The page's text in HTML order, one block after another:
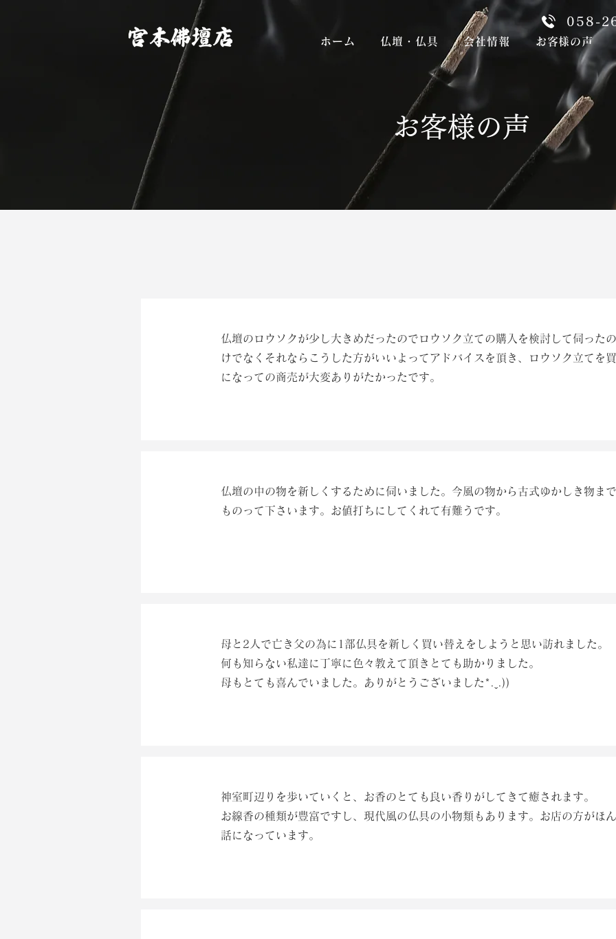
058-
ホーム 仏壇・仏具 会社情報 お客様の声
お客様の声
仏壇のロウソクが少し大きめだったのでロウソク立ての購入を検討して伺った
けでなくそれならこうした方がいいよってアドバイスを頂き、ロウソク立てを
になっての商売が大変ありがたかったです。
仏壇の中の物を新しくするために伺いました。今風の物から古式ゆかしき物ま
ものって下さいます。お値打ちにしてくれて有難うです。
母と2人で亡き父の為に1部仏具を新しく買い替えをしようと思い訪れました。
何も知らない私達に丁寧に色々教えて頂きとても助かりました。
母もとても喜んでいました。ありがとうございました*.ˬ.))
神室町辺りを歩いていくと、お香のとても良い香りがしてきて癒されます。
お線香の種類が豊富ですし、現代風の仏具の小物類もあります。お店の方がほ
話になっています。